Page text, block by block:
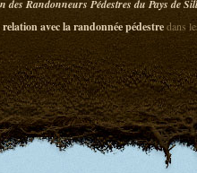
des Randonneurs Pédestres du Pays de
avec la randonnée pédestredans